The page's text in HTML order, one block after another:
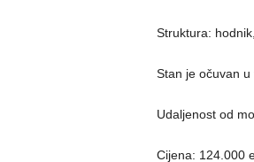
Struktura:
Stan je očuvan u
Udaljenost od
Cijena: 124.000